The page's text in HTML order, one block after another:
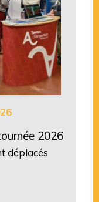
2026
déplacés